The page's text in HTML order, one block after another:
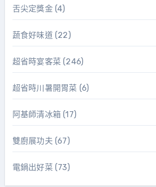
舌尖定獎金(4)
蔬食好味道 (22)
超省時宴客菜 (246)
超省時川暑開胃菜 (6)
阿基師清冰箱(17)
雙廚展功夫 (67)
電鍋出好菜 (73)